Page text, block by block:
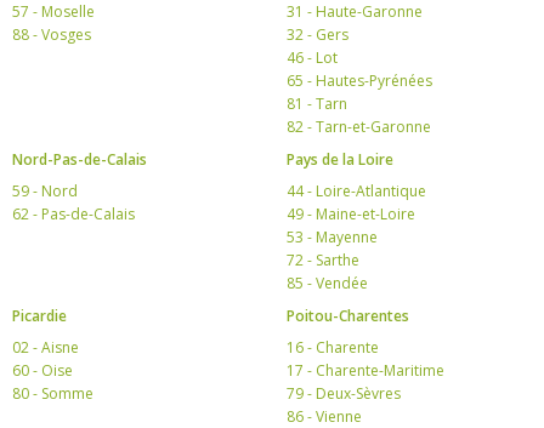
57 - Moselle
88 - Vosges
31 - Haute-Garonne
32 - Gers
46 - Lot
65 - Hautes-Pyrénées
81 - Tarn
82 - Tarn-et-Garonne
Nord-Pas-de-Calais
59 - Nord
62 - Pas-de-Calais
Pays de la Loire
44 - Loire-Atlantique
49 - Maine-et-Loire
53 - Mayenne
72 - Sarthe
85 - Vendée
Picardie
02 - Aisne
60 - Oise
80 - Somme
Poitou-Charentes
16 - Charente
17 - Charente-Maritime
79 - Deux-Sèvres
86 - Vienne